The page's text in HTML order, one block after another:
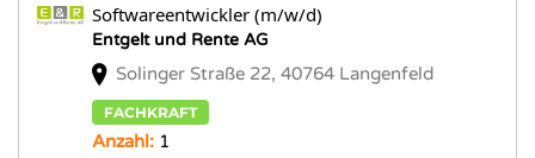
Softwareentwickler (m/w/d)
Entgelt und Rente AG
Solinger Straße 22, 40764 Langenfeld
FACHKRAFT
Anzahl: 1